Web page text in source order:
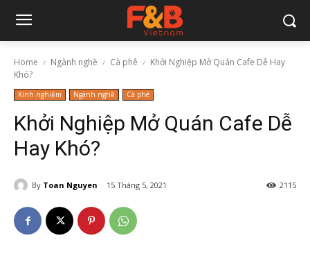
Home Ngành nghề Cà phê
Khởi Nghiệp Mở Quán Cafe Dễ Hay
Khó?
Kinh nghiệm Ngành nghề Cà phê
Khởi Nghiệp Mở Quán Cafe Dễ
Hay Khó?
By Toan Nguyen 15 Tháng 5, 2021 2115